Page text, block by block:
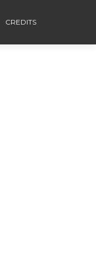
CREDITS